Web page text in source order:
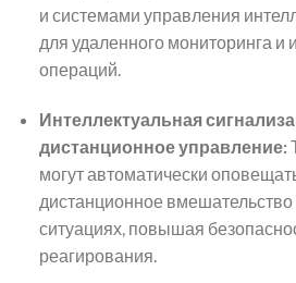
и системами управления
для удаленного мониторинга и
операций.
Интеллектуальная
дистанционное управление:
могут автоматически
дистанционное
ситуациях, повышая
реагирования.